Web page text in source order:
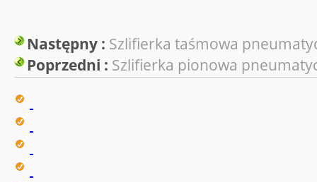
Następny : Szlifierka taśmowa
Poprzedni : Szlifierka pionowa